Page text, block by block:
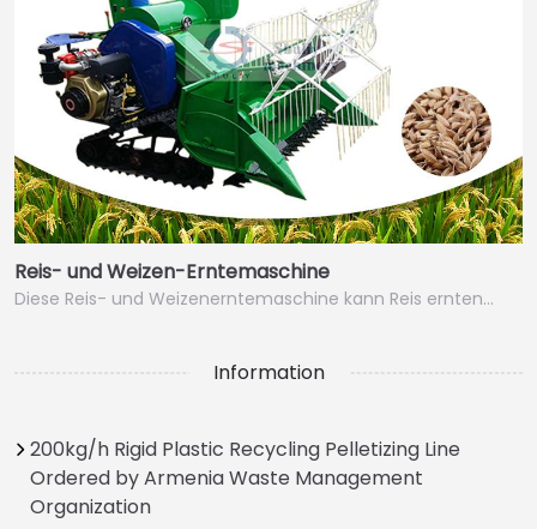
Reis- und Weizen-Erntemaschine
Diese Reis- und Weizenerntemaschine kann Reis ernten…
Information
200kg/h Rigid Plastic Recycling Pelletizing Line
Ordered by Armenia Waste Management
Organization